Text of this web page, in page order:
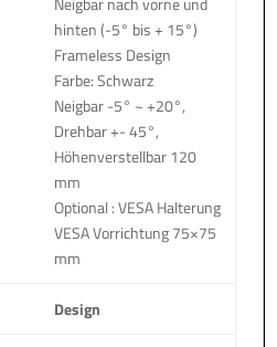
hinten (-5° bis + 15°)
Frameless Design
Farbe: Schwarz
Neigbar -5° ~ +20°,
Drehbar +- 45°,
Höhenverstellbar 120
mm
Optional : VESA Halterung
VESA Vorrichtung 75×75
mm
Design